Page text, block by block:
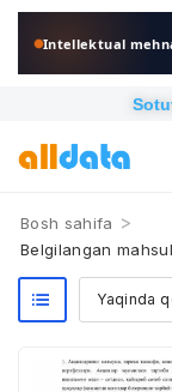
Intellektual
Bosh sahifa >
Belgilangan